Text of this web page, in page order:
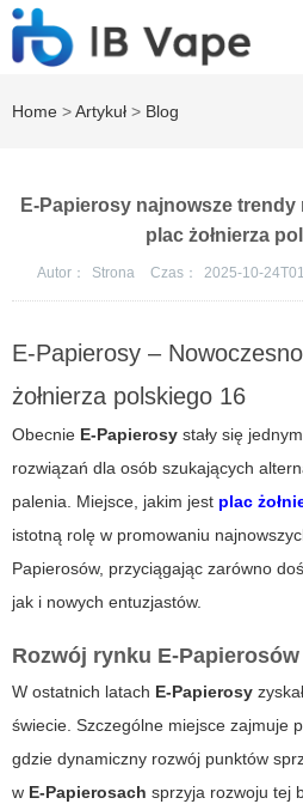
Home >Artykuł > Blog
E-Papierosy najnowsze
plac żołnierza
Autor： Strona Czas： 2025-10-
E-Papierosy –
żołnierza polskiego 16
Obecnie E-Papierosy stały się
rozwiązań dla osób szukających
palenia. Miejsce, jakim jest plac
istotną rolę w promowaniu
Papierosów, przyciągając zarówno
jak i nowych entuzjastów.
Rozwój rynku E-
W ostatnich latach E-Papierosy
świecie. Szczególne miejsce zajmuje
gdzie dynamiczny rozwój punktów
w E-Papierosach sprzyja rozwoju tej